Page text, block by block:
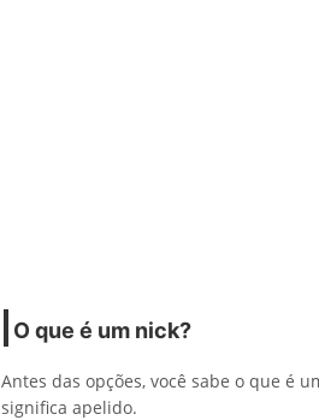
O que é um nick?
Antes das opções, você sabe o que é
significa apelido.